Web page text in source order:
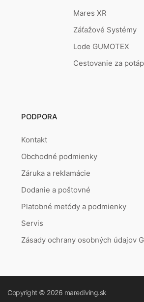
Mares XR
Záťažové Systémy
Lode GUMOTEX
Cestovanie za
PODPORA
Kontakt
Obchodné podmienky
Záruka a reklamácie
Dodanie a poštovné
Platobné metódy a podmienky
Servis
Zásady ochrany osobných údajov
Copyright © 2026 marediving.sk